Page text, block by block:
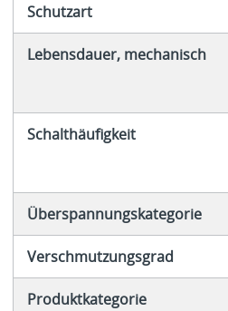
Schutzart
Lebensdauer, mechanisch
Schalthäufigkeit
Überspannungskategorie
Verschmutzungsgrad
Produktkategorie